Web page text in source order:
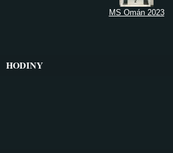
MS Omán 2023
HODINY